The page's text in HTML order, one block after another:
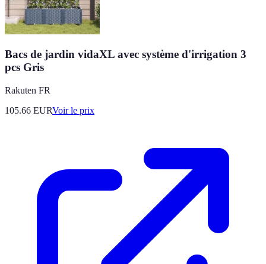
Bacs de jardin vidaXL avec système d'irrigation 3
pcs Gris
Rakuten FR
105.66 EURVoir le prix